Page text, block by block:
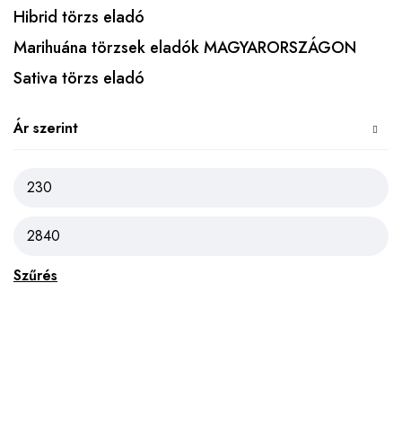
Hibrid törzs eladó
Marihuána törzsek eladók MAGYARORSZÁGON
Sativa törzs eladó
Ár szerint
Szűrés